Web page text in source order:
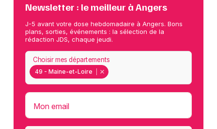
Newsletter : le meilleur à Angers
J-5 avant votre dose hebdomadaire à Angers. Bons
plans, sorties, événements : la sélection de la
rédaction JDS, chaque jeudi.
49 - Maine-et-Loire
Choisir mes départements
Mon email